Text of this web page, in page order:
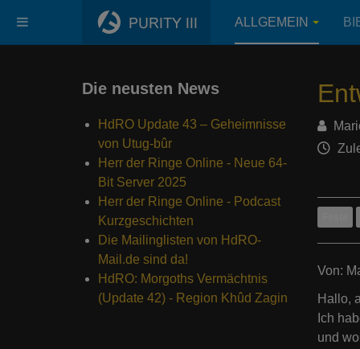
ALLGEMEIN
Von:
Hallo,
Ich
und
Die neusten News
HdRO Update 43 – Geheimnisse
von Utug-bûr
Herr der Ringe Online - Neue 64-
Bit Server 2025
Herr der Ringe Online - Podcast
Kurzgeschichten
Die Mailinglisten von HdRO-
Mail.de sind da!
HdRO: Morgoths Vermächtnis
(Update 42) - Region Khûd Zagin